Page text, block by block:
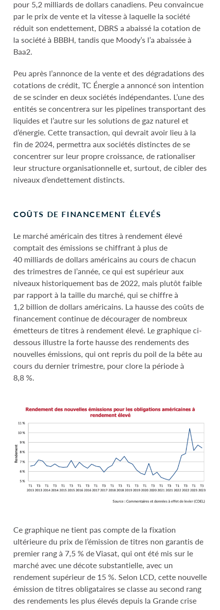
pour 5,2 milliards de dollars canadiens. Peu convaincue
par le prix de vente et la vitesse à laquelle la société
réduit son endettement, DBRS a abaissé la cotation de
la société à BBBH, tandis que Moody’s l’a abaissée à
Baa2.
Peu après l’annonce de la vente et des dégradations des
cotations de crédit, TC Énergie a annoncé son intention
de se scinder en deux sociétés indépendantes. L’une des
entités se concentrera sur les pipelines transportant des
liquides et l’autre sur les solutions de gaz naturel et
d’énergie. Cette transaction, qui devrait avoir lieu à la
fin de 2024, permettra aux sociétés distinctes de se
concentrer sur leur propre croissance, de rationaliser
leur structure organisationnelle et, surtout, de cibler des
niveaux d’endettement distincts.
COÛTS DE FINANCEMENT ÉLEVÉS
Le marché américain des titres à rendement élevé
comptait des émissions se chiffrant à plus de
40 milliards de dollars américains au cours de chacun
des trimestres de l’année, ce qui est supérieur aux
niveaux historiquement bas de 2022, mais plutôt faible
par rapport à la taille du marché, qui se chiffre à
1,2 billion de dollars américains. La hausse des coûts de
financement continue de décourager de nombreux
émetteurs de titres à rendement élevé. Le graphique ci-
dessous illustre la forte hausse des rendements des
nouvelles émissions, qui ont repris du poil de la bête au
cours du dernier trimestre, pour clore la période à
8,8 %.
Ce graphique ne tient pas compte de la fixation
ultérieure du prix de l’émission de titres non garantis de
premier rang à 7,5 % de Viasat, qui ont été mis sur le
marché avec une décote substantielle, avec un
rendement supérieur de 15 %. Selon LCD, cette nouvelle
émission de titres obligataires se classe au second rang
des rendements les plus élevés depuis la Grande crise